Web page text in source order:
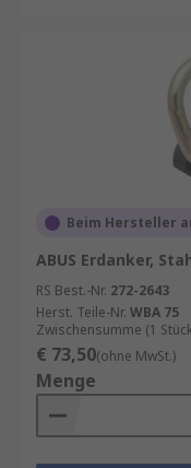
Beim Hersteller
ABUS Erdanker,
RS Best.-Nr. 272-2643
Herst. Teile-Nr. WBA 75
Zwischensumme (1
€ 73,50(ohne MwSt.)
Menge